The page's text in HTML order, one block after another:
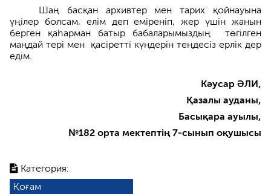
Категория:
Қоғам
Шаң басқан архивтер мен тарих қойнауына
үңілер болсам, елім деп еміреніп, жер үшін жанын
берген қаһарман батыр бабаларымыздың төгілген
маңдай тері мен қасіретті күндерін теңдесіз ерлік дер
едім.
Кәусар ӘЛИ,
Қазалы ауданы,
Басықара ауылы,
№182 орта мектептің 7-сынып оқушысы